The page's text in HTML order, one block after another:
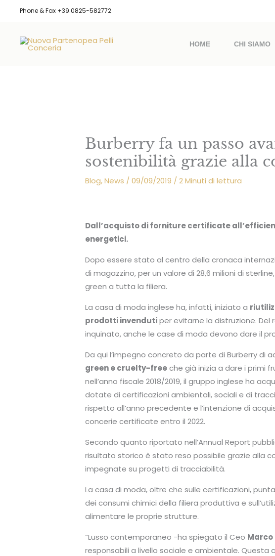
Phone & Fax +39.0825-582772
HOME CHI SIAMO
Burberry fa un passo
sostenibilità grazie alla
Blog,News /09/09/2019 /2 Minuti di lettura
Dall’acquisto di forniture certificate
energetici.
Dopo essere stato al centro della cronaca
di magazzino, per un valore di 28,6 milioni di
green a tutta la filiera.
La casa di moda inglese ha, infatti, iniziato a
prodotti invendutiper evitarne la distruzione. Del
inquinato, anche le case di moda devono dare il
Da qui l’impegno concreto da parte di Burberry di
green e cruelty-freeche già inizia a dare i primi
nell’anno fiscale 2018/2019, il gruppo inglese ha
dotate di certificazioni ambientali, sociali e di
rispetto all’anno precedente e l’intenzione di
concerie certificate entro il 2022.
Secondo quanto riportato nell’Annual Report
risultato storico è stato reso possibile grazie alla
impegnate su progetti di tracciabilità.
La casa di moda, oltre che sulle certificazioni,
dei consumi chimici della filiera produttiva e
alimentare le proprie strutture.
“Lusso contemporaneo -ha spiegato il Ceo
responsabili a livello sociale e ambientale. Questa